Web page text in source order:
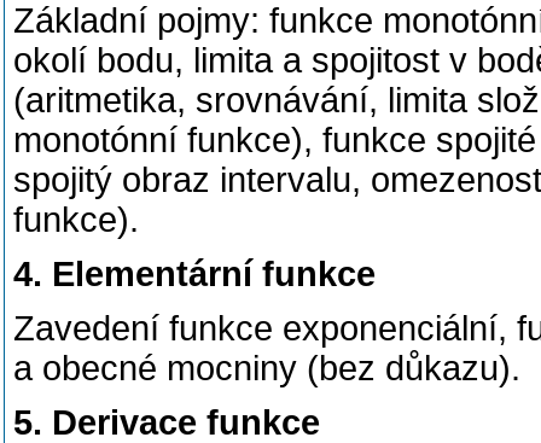
Základní pojmy: funkce
okolí bodu, limita a spojitost v
(aritmetika, srovnávání, limita
monotónní funkce), funkce
spojitý obraz intervalu,
funkce).
4. Elementární funkce
Zavedení funkce exponenciální,
a obecné mocniny (bez důkazu).
5. Derivace funkce